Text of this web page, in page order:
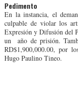
Pedimento
En la instancia, el
culpable de violar los
Expresión y Difusión del
un año de prisión.
RD$1,900,000.00, por
Hugo Paulino Tineo.